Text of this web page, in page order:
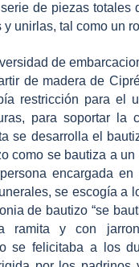
de piezas
unirlas, tal como un
de
de madera de
restricción para el
para soportar
se desarrolla el
como se bautiza a
encargada
se escogía a
de bautizo“se
ramita y con
se felicitaba a los